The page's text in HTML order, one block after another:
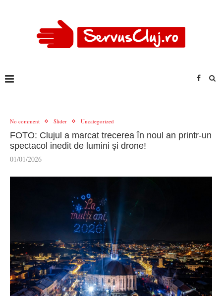
No comment Slider Uncategorized
FOTO: Clujul a marcat trecerea în noul an printr-un
spectacol inedit de lumini și drone!
01/01/2026